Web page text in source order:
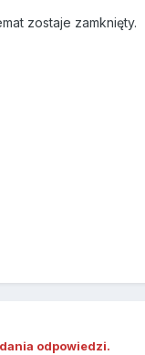
zostaje zamknięty.
odpowiedzi.